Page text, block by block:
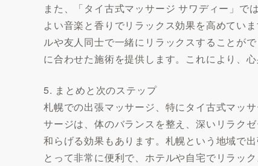
また、「タイ古式マッサージ サワディー」で
よい音楽と香りでリラックス効果を高めてい
ルや友人同士で一緒にリラックスすることが
に合わせた施術を提供します。これにより、
5. まとめと次のステップ
札幌での出張マッサージ、特にタイ古式マッ
サージは、体のバランスを整え、深いリラク
和らげる効果もあります。札幌という地域で
とって非常に便利で、ホテルや自宅でリラッ